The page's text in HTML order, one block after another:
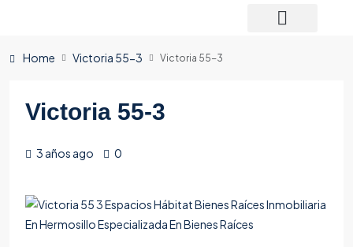
Home Victoria 55-3 Victoria 55-3
Victoria 55-3
3 años ago 0